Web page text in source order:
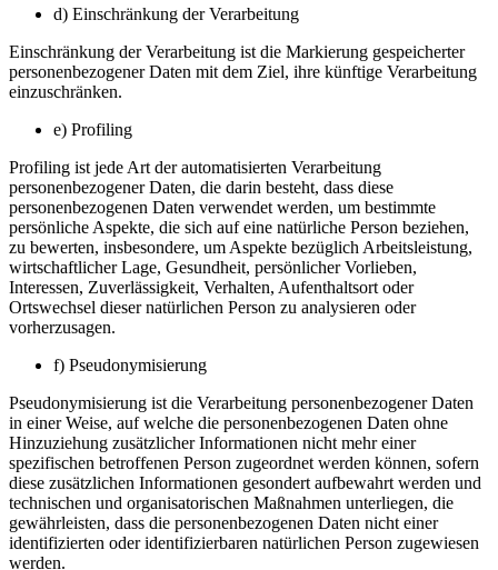
d) Einschränkung der Verarbeitung
Einschränkung der Verarbeitung ist die Markierung gespeicherter
personenbezogener Daten mit dem Ziel, ihre künftige Verarbeitung
einzuschränken.
e) Profiling
Profiling ist jede Art der automatisierten Verarbeitung
personenbezogener Daten, die darin besteht, dass diese
personenbezogenen Daten verwendet werden, um bestimmte
persönliche Aspekte, die sich auf eine natürliche Person beziehen,
zu bewerten, insbesondere, um Aspekte bezüglich Arbeitsleistung,
wirtschaftlicher Lage, Gesundheit, persönlicher Vorlieben,
Interessen, Zuverlässigkeit, Verhalten, Aufenthaltsort oder
Ortswechsel dieser natürlichen Person zu analysieren oder
vorherzusagen.
f) Pseudonymisierung
Pseudonymisierung ist die Verarbeitung personenbezogener Daten
in einer Weise, auf welche die personenbezogenen Daten ohne
Hinzuziehung zusätzlicher Informationen nicht mehr einer
spezifischen betroffenen Person zugeordnet werden können, sofern
diese zusätzlichen Informationen gesondert aufbewahrt werden und
technischen und organisatorischen Maßnahmen unterliegen, die
gewährleisten, dass die personenbezogenen Daten nicht einer
identifizierten oder identifizierbaren natürlichen Person zugewiesen
werden.